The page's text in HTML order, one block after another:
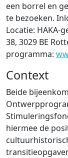
een borrel en
te bezoeken.
Locatie: HAKA-
38, 3029 BE
programma:
Context
Beide
hiermee de